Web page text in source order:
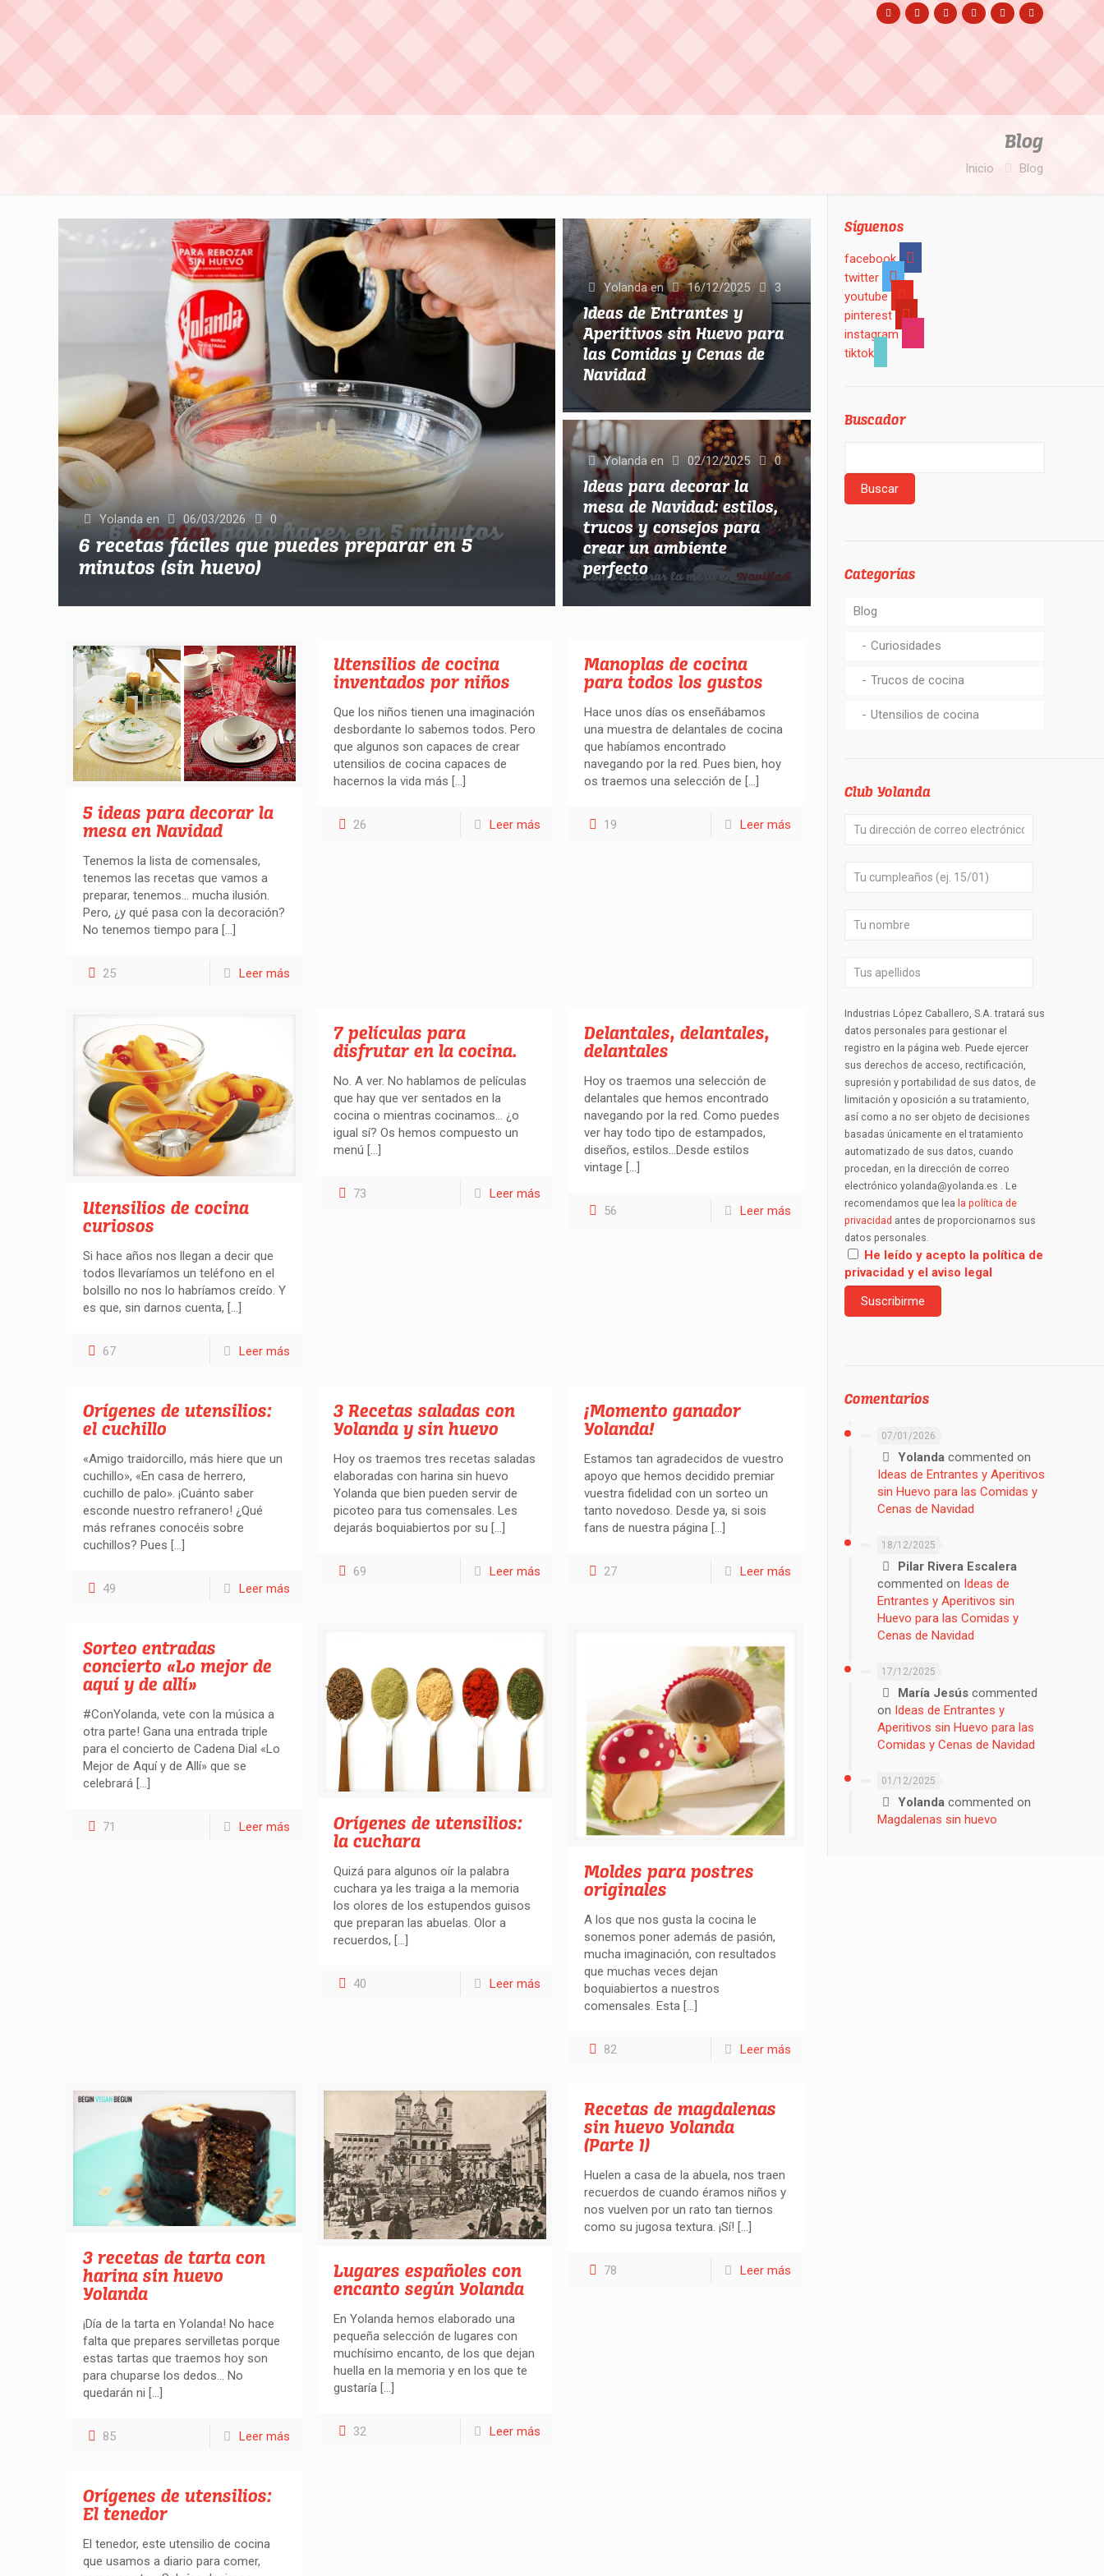
Blog
Inicio Blog
Yolanda en 06/03/2026 0
6 recetas fáciles que puedes preparar en 5
minutos (sin huevo)
Yolanda en 16/12/2025 3
Ideas de Entrantes y
Aperitivos sin Huevo para
las Comidas y Cenas de
Navidad
Yolanda en 02/12/2025 0
Ideas para decorar la
mesa de Navidad: estilos,
trucos y consejos para
crear un ambiente
perfecto
5 ideas para decorar la
mesa en Navidad
Tenemos la lista de comensales,
tenemos las recetas que vamos a
preparar, tenemos… mucha ilusión.
Pero, ¿y qué pasa con la decoración?
No tenemos tiempo para[…]
25 Leer más
Utensilios de cocina
inventados por niños
Que los niños tienen una imaginación
desbordante lo sabemos todos. Pero
que algunos son capaces de crear
utensilios de cocina capaces de
hacernos la vida más […]
26 Leer más
Manoplas de cocina
para todos los gustos
Hace unos días os enseñábamos
una muestra de delantales de cocina
que habíamos encontrado
navegando por la red. Pues bien, hoy
os traemos una selección de […]
19 Leer más
Utensilios de cocina
curiosos
Si hace años nos llegan a decir que
todos llevaríamos un teléfono en el
bolsillo no nos lo habríamos creído. Y
es que, sin darnos cuenta, […]
67 Leer más
7 películas para
disfrutar en la cocina.
No. A ver. No hablamos de películas
que hay que ver sentados en la
cocina o mientras cocinamos… ¿o
igual sí? Os hemos compuesto un
menú […]
73 Leer más
Delantales, delantales,
delantales
Hoy os traemos una selección de
delantales que hemos encontrado
navegando por la red. Como puedes
ver hay todo tipo de estampados,
diseños, estilos…Desde estilos
vintage […]
56 Leer más
Orígenes de utensilios:
el cuchillo
«Amigo traidorcillo, más hiere que un
cuchillo», «En casa de herrero,
cuchillo de palo». ¡Cuánto saber
esconde nuestro refranero! ¿Qué
más refranes conocéis sobre
cuchillos? Pues […]
49 Leer más
3 Recetas saladas con
Yolanda y sin huevo
Hoy os traemos tres recetas saladas
elaboradas con harina sin huevo
Yolanda que bien pueden servir de
picoteo para tus comensales. Les
dejarás boquiabiertos por su […]
69 Leer más
¡Momento ganador
Yolanda!
Estamos tan agradecidos de vuestro
apoyo que hemos decidido premiar
vuestra fidelidad con un sorteo un
tanto novedoso. Desde ya, si sois
fans de nuestra página […]
27 Leer más
Sorteo entradas
concierto «Lo mejor de
aquí y de allí»
#ConYolanda, vete con la música a
otra parte! Gana una entrada triple
para el concierto de Cadena Dial «Lo
Mejor de Aquí y de Allí» que se
celebrará[…]
71 Leer más
Orígenes de utensilios:
la cuchara
Quizá para algunos oír la palabra
cuchara ya les traiga a la memoria
los olores de los estupendos guisos
que preparan las abuelas. Olor a
recuerdos, […]
40 Leer más
Moldes para postres
originales
A los que nos gusta la cocina le
sonemos poner además de pasión,
mucha imaginación, con resultados
que muchas veces dejan
boquiabiertos a nuestros
comensales. Esta […]
82 Leer más
3 recetas de tarta con
harina sin huevo
Yolanda
¡Día de la tarta en Yolanda! No hace
falta que prepares servilletas porque
estas tartas que traemos hoy son
para chuparse los dedos… No
quedarán ni […]
85 Leer más
Lugares españoles con
encanto según Yolanda
En Yolanda hemos elaborado una
pequeña selección de lugares con
muchísimo encanto, de los que dejan
huella en la memoria y en los que te
gustaría[…]
32 Leer más
Recetas de magdalenas
sin huevo Yolanda
(Parte I)
Huelen a casa de la abuela, nos traen
recuerdos de cuando éramos niños y
nos vuelven por un rato tan tiernos
como su jugosa textura. ¡Sí! […]
78 Leer más
Orígenes de utensilios:
El tenedor
El tenedor, este utensilio de cocina
que usamos a diario para comer,
Síguenos
facebook
twitter
youtube
pinterest
instagram
tiktok
Buscador
Categorías
Blog
Curiosidades
Trucos de cocina
Utensilios de cocina
Club Yolanda
Industrias López Caballero, S.A. tratará sus
datos personales para gestionar el
registro en la página web. Puede ejercer
sus derechos de acceso, rectificación,
supresión y portabilidad de sus datos, de
limitación y oposición a su tratamiento,
así como a no ser objeto de decisiones
basadas únicamente en el tratamiento
automatizado de sus datos, cuando
procedan, en la dirección de correo
electrónico yolanda@yolanda.es . Le
recomendamos que lea la política de
privacidad antes de proporcionarnos sus
datos personales.
He leído y acepto la política de
privacidad y el aviso legal
Comentarios
07/01/2026
Yolandacommented on
Ideas de Entrantes y Aperitivos
sin Huevo para las Comidas y
Cenas de Navidad
18/12/2025
Pilar Rivera Escalera
commented on Ideas de
Entrantes y Aperitivos sin
Huevo para las Comidas y
Cenas de Navidad
17/12/2025
María Jesúscommented
on Ideas de Entrantes y
Aperitivos sin Huevo para las
Comidas y Cenas de Navidad
01/12/2025
Yolandacommented on
Magdalenas sin huevo